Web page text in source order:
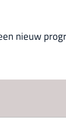
nieuw